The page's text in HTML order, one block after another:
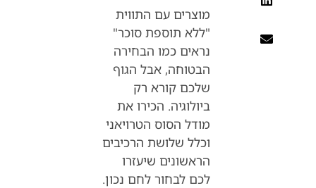
מוצרים עם התווית
"ללא תוספת סוכר"
נראים כמו הבחירה
הבטוחה, אבל הגוף
שלכם קורא רק
ביולוגיה. הכירו את
מודל הסוס הטרויאני
וכלל שלושת הרכיבים
הראשונים שיעזרו
לכם לבחור לחם נכון.